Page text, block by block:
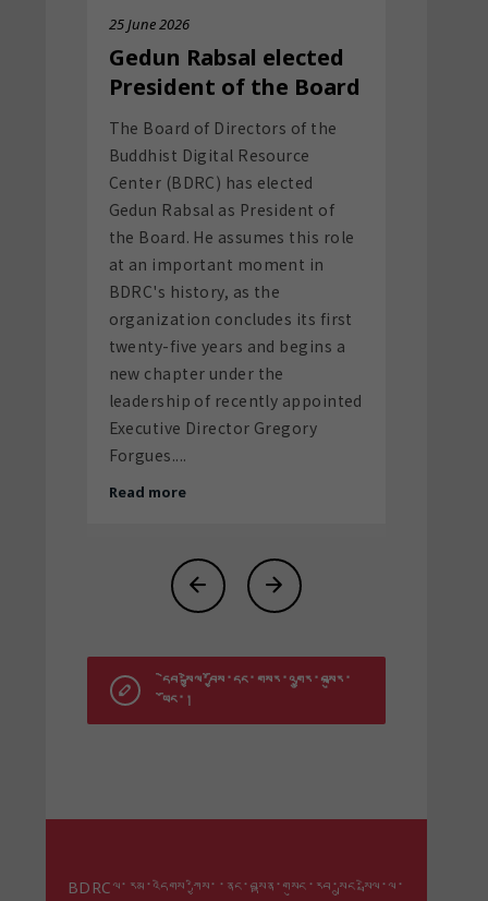
The Board of Directors of the
Buddhist Digital Resource
Center (BDRC) has elected
Gedun Rabsal as President of
the Board. He assumes this role
at an important moment in
BDRC's history, as the
organization concludes its first
twenty-five years and begins a
new chapter under the
leadership of recently appointed
Executive Director Gregory
Forgues....
དེབ་སྐྱེལ་བྱོས་དང་གསར་འགྱུར་བསྐུར་
ཡོང་།
BDRCལ་རམ་འདེགས་ཀྱིས་་ནང་བསྟན་གསུང་རབ་སྲུང་སྤེལ་ལ་